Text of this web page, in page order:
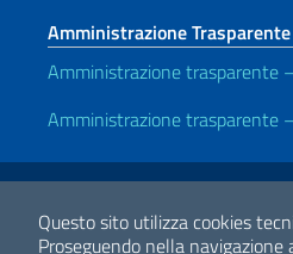
Questo sito utilizza cookies
Proseguendo nella
Amministrazione Trasparente
Amministrazione trasparente
Amministrazione trasparente
Link Utili